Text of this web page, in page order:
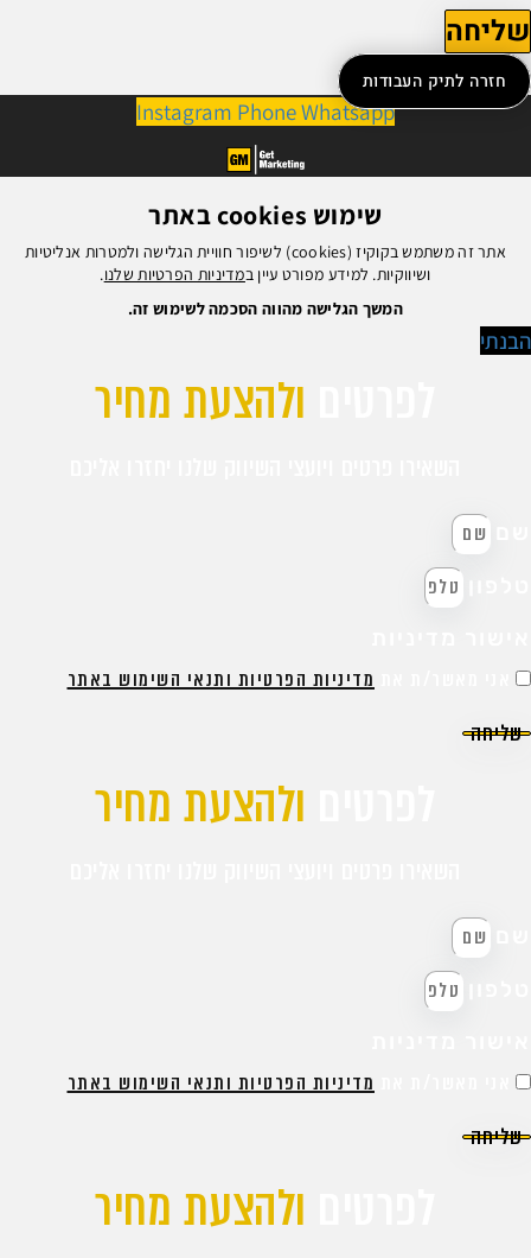
חזרה לתיק העבודות
Instagram PhoneWhatsapp
שימוש cookies באתר
אתר זה משתמש בקוקיז (cookies) לשיפור חוויית הגלישה ולמטרות אנליטיות
ושיווקיות. למידע מפורט עיין במדיניות הפרטיות שלנו.
המשך הגלישה מהווה הסכמה לשימוש זה.
ולהצעת מחיר
אני מאשר/ת את
מדיניות הפרטיות ותנאי השימוש באתר
שליחה
ולהצעת מחיר
אני מאשר/ת את
מדיניות הפרטיות ותנאי השימוש באתר
שליחה
ולהצעת מחיר